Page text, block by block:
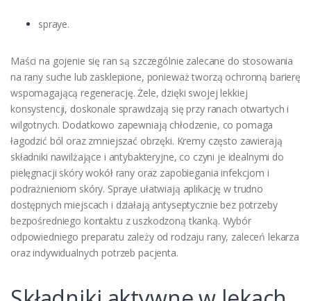
spraye.
Maści na gojenie się ran są szczególnie zalecane do stosowania
na rany suche lub zasklepione, ponieważ tworzą ochronną barierę
wspomagającą regenerację. Żele, dzięki swojej lekkiej
konsystencji, doskonale sprawdzają się przy ranach otwartych i
wilgotnych. Dodatkowo zapewniają chłodzenie, co pomaga
łagodzić ból oraz zmniejszać obrzęki. Kremy często zawierają
składniki nawilżające i antybakteryjne, co czyni je idealnymi do
pielęgnacji skóry wokół rany oraz zapobiegania infekcjom i
podrażnieniom skóry. Spraye ułatwiają aplikację w trudno
dostępnych miejscach i działają antyseptycznie bez potrzeby
bezpośredniego kontaktu z uszkodzoną tkanką. Wybór
odpowiedniego preparatu zależy od rodzaju rany, zaleceń lekarza
oraz indywidualnych potrzeb pacjenta.